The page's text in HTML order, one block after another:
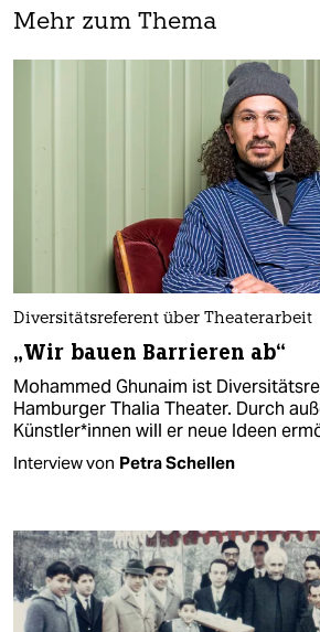
Mehr zum Thema
Diversitätsreferent über Theaterarbeit
„Wir bauen Barrieren ab“
Mohammed Ghunaim ist
Hamburger Thalia Theater. Durch
Künst­le­r*in­nen will er neue Ideen
Interview von Petra Schellen